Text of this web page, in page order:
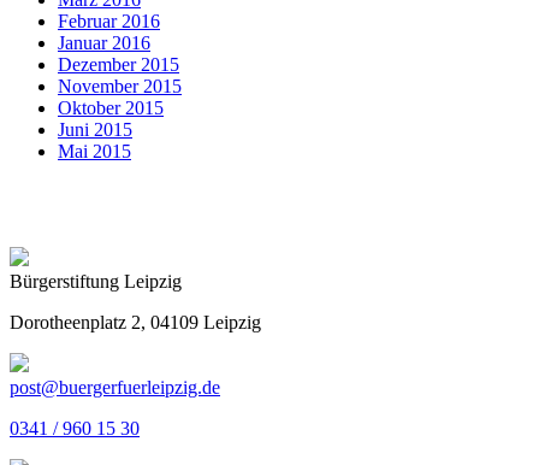
Februar 2016
Januar 2016
Dezember 2015
November 2015
Oktober 2015
Juni 2015
Mai 2015
Bürgerstiftung Leipzig
Dorotheenplatz 2, 04109 Leipzig
post@buergerfuerleipzig.de
0341 / 960 15 30